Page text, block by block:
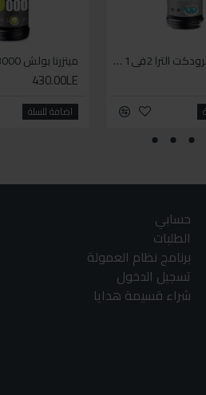
مينزرنا باور برودكت الترا 2في1 1لتر مينزرنا بولش 3000 1لتر
430.00LE
اضافة للسلة
حسابي
الطلبات
برنامج نظام العمولة
تسجيل الدخول
شراء قسيمة هدايا